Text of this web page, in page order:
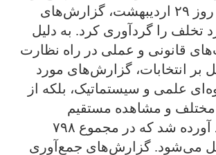
پایان رأی‌گیری روز ۲۹ اردیبهشت، گزارش‌های
تخلف را گردآوری کرد. به دلیل
قانونی و عملی در راه نظارت
انتخابات، گزارش‌های مورد
علمی و سیستماتیک، بلکه از
مختلف و مشاهده مستقیم
نویسندگان گرد آورده شد که در مجموع ۷۹۸
می‌شود. گزارش‌های جمع‌آوری